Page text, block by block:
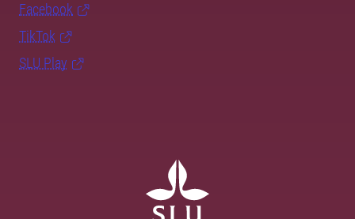
Facebook
TikTok
SLU Play